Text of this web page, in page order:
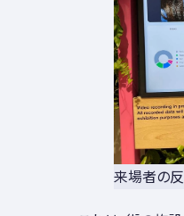
来場者の